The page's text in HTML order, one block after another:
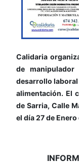
Calidaria
de
desarrollo
alimentación. El
de Sarria, Calle
el día 27 de Enero